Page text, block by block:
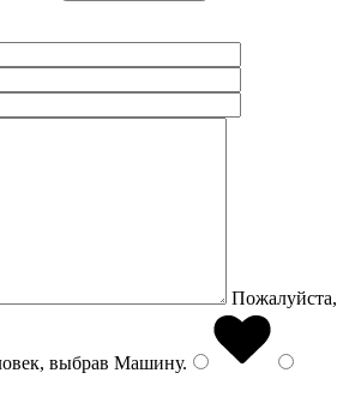
Пожалуйста,
выбрав Машину.